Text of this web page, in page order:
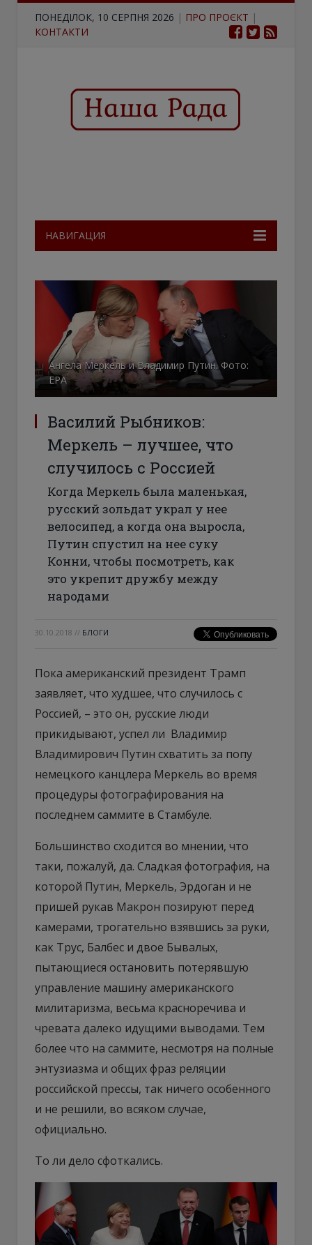
ПОНЕДІЛОК, 10 СЕРПНЯ 2026 | ПРО ПРОЄКТ |
КОНТАКТИ
НАВИГАЦИЯ
Ангела Меркель и Владимир Путин. Фото:
ЕРА
Василий Рыбников:
Меркель – лучшее, что
случилось с Россией
Когда Меркель была маленькая,
русский зольдат украл у нее
велосипед, а когда она выросла,
Путин спустил на нее суку
Конни, чтобы посмотреть, как
это укрепит дружбу между
народами
30.10.2018 // БЛОГИ
Пока американский президент Трамп
заявляет, что худшее, что случилось с
Россией, – это он, русские люди
прикидывают, успел ли Владимир
Владимирович Путин схватить за попу
немецкого канцлера Меркель во время
процедуры фотографирования на
последнем саммите в Стамбуле.
Большинство сходится во мнении, что
таки, пожалуй, да. Сладкая фотография, на
которой Путин, Меркель, Эрдоган и не
пришей рукав Макрон позируют перед
камерами, трогательно взявшись за руки,
как Трус, Балбес и двое Бывалых,
пытающиеся остановить потерявшую
управление машину американского
милитаризма, весьма красноречива и
чревата далеко идущими выводами. Тем
более что на саммите, несмотря на полные
энтузиазма и общих фраз реляции
российской прессы, так ничего особенного
и не решили, во всяком случае,
официально.
То ли дело сфоткались.